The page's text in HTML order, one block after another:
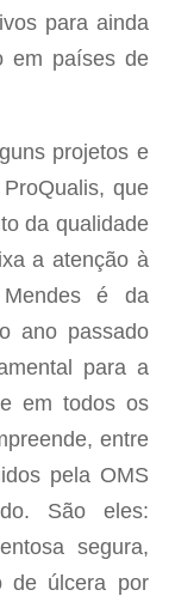
para ainda
em países de
projetos e
que
da qualidade
a atenção à
é da
ano passado
para a
em todos os
entre
pela OMS
São eles:
segura,
de úlcera por